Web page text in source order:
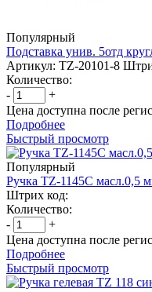
Популярный
Подставка унив. 5отд
Артикул: TZ-20101-8
Количество:
-
+
Цена доступна после
Подробнее
Быстрый просмотр
Популярный
Ручка TZ-1145С масл.0,5
Штрих код:
Количество:
-
+
Цена доступна после
Подробнее
Быстрый просмотр